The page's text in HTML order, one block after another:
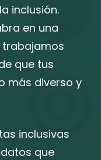
inclusión.
en una
trabajamos
que tus
más diverso y
inclusivas
que